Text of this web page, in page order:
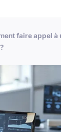
faire appel à